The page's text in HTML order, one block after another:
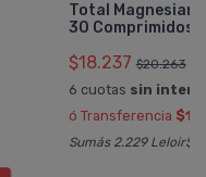
Total
30 Comprimidos
$18.237 $20.263
6 cuotas sin
ó Transferencia
Sumás 2.229 Leloir$